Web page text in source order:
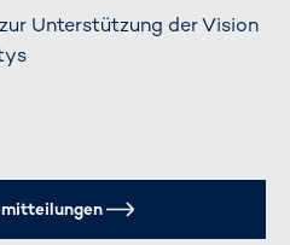
Unterstützung der Vision